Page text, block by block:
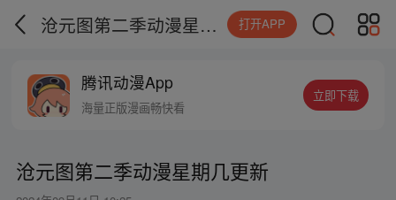
沧元图第二季动漫星期几更新 打开APP
腾讯动漫App
海量正版漫画畅快看
立即下载
沧元图第二季动漫星期几更新